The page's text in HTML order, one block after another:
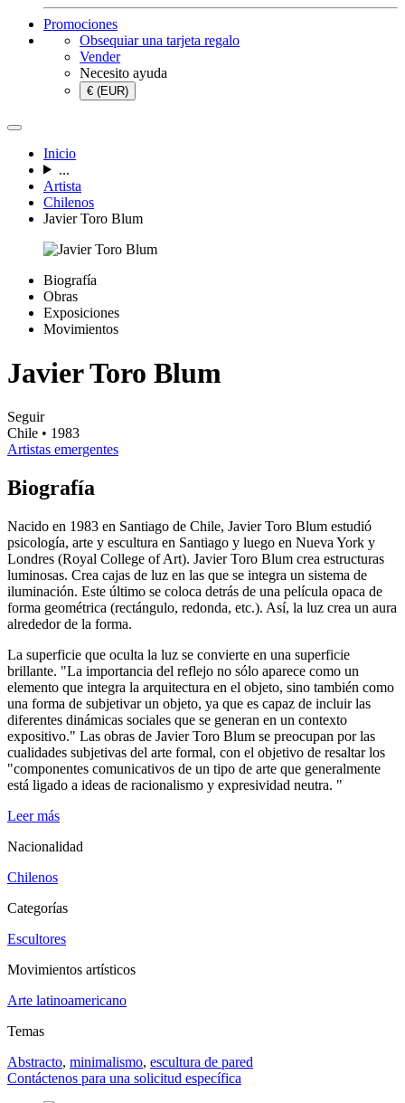
Promociones
Obsequiar una tarjeta regalo
Vender
Necesito ayuda
€ (EUR)
Inicio
...
Artista
Chilenos
Javier Toro Blum
Biografía
Obras
Exposiciones
Movimientos
Javier Toro Blum
Seguir
Chile • 1983
Artistas emergentes
Biografía
Nacido en 1983 en Santiago de Chile, Javier Toro Blum estudió
psicología, arte y escultura en Santiago y luego en Nueva York y
Londres (Royal College of Art). Javier Toro Blum crea estructuras
luminosas. Crea cajas de luz en las que se integra un sistema de
iluminación. Este último se coloca detrás de una película opaca de
forma geométrica (rectángulo, redonda, etc.). Así, la luz crea un aura
alrededor de la forma.
La superficie que oculta la luz se convierte en una superficie
brillante. "La importancia del reflejo no sólo aparece como un
elemento que integra la arquitectura en el objeto, sino también como
una forma de subjetivar un objeto, ya que es capaz de incluir las
diferentes dinámicas sociales que se generan en un contexto
expositivo." Las obras de Javier Toro Blum se preocupan por las
cualidades subjetivas del arte formal, con el objetivo de resaltar los
"componentes comunicativos de un tipo de arte que generalmente
está ligado a ideas de racionalismo y expresividad neutra. "
Leer más
Nacionalidad
Chilenos
Categorías
Escultores
Movimientos artísticos
Arte latinoamericano
Temas
Abstracto, minimalismo, escultura de pared
Contáctenos para una solicitud específica